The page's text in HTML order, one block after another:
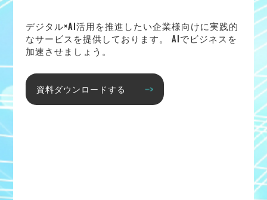
デジタル×AI活用を推進したい企業様向けに実践的
なサービスを提供しております。 AIでビジネスを
加速させましょう。
資料ダウンロードする